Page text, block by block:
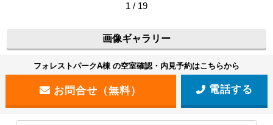
1 / 19
画像ギャラリー
フォレストパークA棟 の空室確認・内見予約はこちらから
電話する